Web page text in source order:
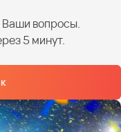
Ваши вопросы.
5 минут.